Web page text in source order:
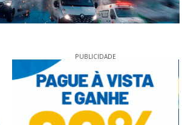
PUBLICIDADE